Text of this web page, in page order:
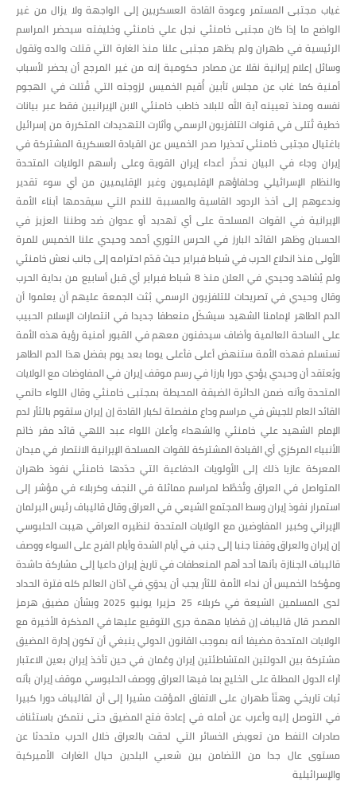
غياب مجتبى المستمر وعودة القادة العسكريين إلى الواجهة ولا يزال من غير
الواضح ما إذا كان مجتبى خامنئي نجل علي خامنئي وخليفته سيحضر المراسم
الرئيسية في طهران ولم يظهر مجتبى علنا منذ الغارة التي قتلت والده وتقول
وسائل إعلام إيرانية نقلا عن مصادر حكومية إنه من غير المرجح أن يحضر لأسباب
أمنية كما غاب عن مجلس تأبين أُقيم الخميس لزوجته التي قُتلت في الهجوم
نفسه ومنذ تعيينه آية الله للبلاد خاطب خامنئي الابن الإيرانيين فقط عبر بيانات
خطية تُتلى في قنوات التلفزيون الرسمي وأثارت التهديدات المتكررة من إسرائيل
باغتيال مجتبى خامنئي تحذيرا صدر الخميس عن القيادة العسكرية المشتركة في
إيران وجاء في البيان نحذّر أعداء إيران القوية وعلى رأسهم الولايات المتحدة
والنظام الإسرائيلي وحلفاؤهم الإقليميون وغير الإقليميين من أي سوء تقدير
وندعوهم إلى أخذ الردود القاسية والمسببة للندم التي سيقدمها أبناء الأمة
الإيرانية في القوات المسلحة على أي تهديد أو عدوان ضد وطننا العزيز في
الحسبان وظهر القائد البارز في الحرس الثوري أحمد وحيدي علنا الخميس للمرة
الأولى منذ اندلاع الحرب في شباط فبراير حيث قدّم احترامه إلى جانب نعش خامنئي
ولم يُشاهد وحيدي في العلن منذ 8 شباط فبراير أي قبل أسابيع من بداية الحرب
وقال وحيدي في تصريحات للتلفزيون الرسمي بُثت الجمعة عليهم أن يعلموا أن
الدم الطاهر لإمامنا الشهيد سيشكّل منعطفا جديدا في انتصارات الإسلام الحبيب
على الساحة العالمية وأضاف سيدفنون معهم في القبور أمنية رؤية هذه الأمة
تستسلم فهذه الأمة ستنهض أعلى فأعلى يوما بعد يوم بفضل هذا الدم الطاهر
ويُعتقد أن وحيدي يؤدي دورا بارزا في رسم موقف إيران في المفاوضات مع الولايات
المتحدة وأنه ضمن الدائرة الضيقة المحيطة بمجتبى خامنئي وقال اللواء حاتمي
القائد العام للجيش في مراسم وداع منفصلة لكبار القادة إن إيران ستقوم بالثأر لدم
الإمام الشهيد علي خامنئي والشهداء وأعلن اللواء عبد اللهي قائد مقر خاتم
الأنبياء المركزي أي القيادة المشتركة للقوات المسلحة الإيرانية الانتصار في ميدان
المعركة عازيا ذلك إلى الأولويات الدفاعية التي حدّدها خامنئي نفوذ طهران
المتواصل في العراق وتُخطَّط لمراسم مماثلة في النجف وكربلاء في مؤشر إلى
استمرار نفوذ إيران وسط المجتمع الشيعي في العراق وقال قاليباف رئيس البرلمان
الإيراني وكبير المفاوضين مع الولايات المتحدة لنظيره العراقي هيبت الحلبوسي
إن إيران والعراق وقفتا جنبا إلى جنب في أيام الشدة وأيام الفرح على السواء ووصف
قاليباف الجنازة بأنها أحد أهم المنعطفات في تاريخ إيران داعيا إلى مشاركة حاشدة
ومؤكدا الخميس أن نداء الأمة للثأر يجب أن يدوّي في آذان العالم كله فترة الحداد
لدى المسلمين الشيعة في كربلاء 25 حزيرا يونيو 2025 وبشأن مضيق هرمز
المصدر قال قاليباف إن قضايا مهمة جرى التوقيع عليها في المذكرة الأخيرة مع
الولايات المتحدة مضيفا أنه بموجب القانون الدولي ينبغي أن تكون إدارة المضيق
مشتركة بين الدولتين المتشاطئتين إيران وعُمان في حين تأخذ إيران بعين الاعتبار
آراء الدول المطلة على الخليج بما فيها العراق ووصف الحلبوسي موقف إيران بأنه
ثبات تاريخي وهنّأ طهران على الاتفاق المؤقت مشيرا إلى أن لقاليباف دورا كبيرا
في التوصل إليه وأعرب عن أمله في إعادة فتح المضيق حتى نتمكن باستئناف
صادرات النفط من تعويض الخسائر التي لحقت بالعراق خلال الحرب متحدثا عن
مستوى عال جدا من التضامن بين شعبي البلدين حيال الغارات الأميركية
والإسرائيلية